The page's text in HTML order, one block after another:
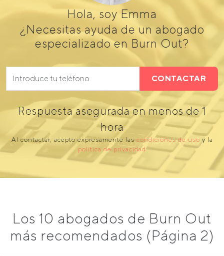
Hola, soy Emma
¿Necesitas ayuda de un abogado
especializado en Burn Out?
CONTACTAR
Respuesta asegurada en menos de 1
hora
Al contactar, acepto expresamente las condiciones de uso y la
política de privacidad
Los 10 abogados de Burn Out
más recomendados (Página 2)